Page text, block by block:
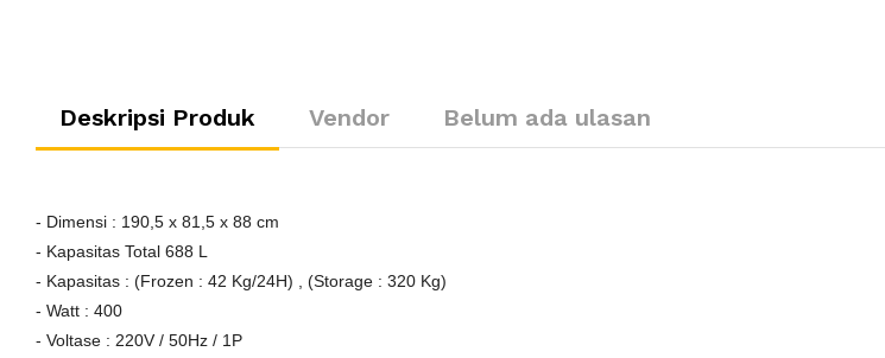
Deskripsi Produk Vendor Belum ada ulasan
- Dimensi : 190,5 x 81,5 x 88 cm
- Kapasitas Total 688 L
- Kapasitas : (Frozen : 42 Kg/24H) , (Storage : 320 Kg)
- Watt : 400
- Voltase : 220V / 50Hz / 1P